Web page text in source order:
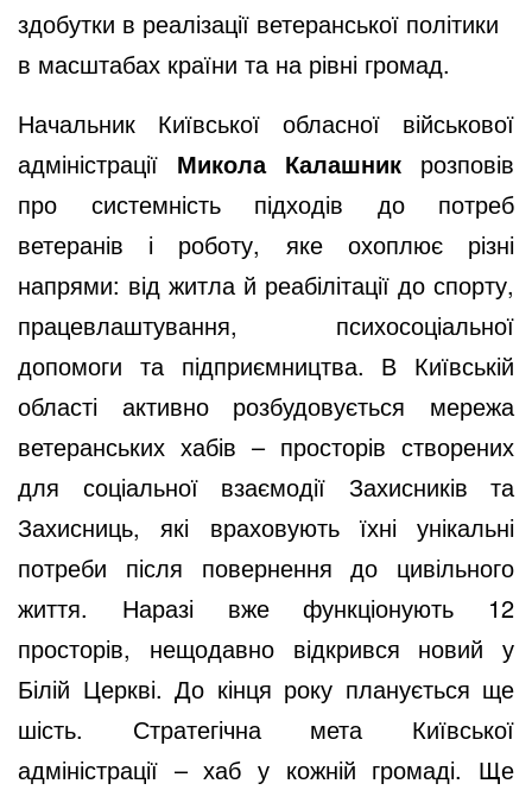
здобутки в реалізації ветеранської політики
в масштабах країни та на рівні громад.
Начальник Київської обласної військової
адміністрації Микола Калашник розповів
про системність підходів до потреб
ветеранів і роботу, яке охоплює різні
напрями: від житла й реабілітації до спорту,
працевлаштування, психосоціальної
допомоги та підприємництва. В Київській
області активно розбудовується мережа
ветеранських хабів – просторів створених
для соціальної взаємодії Захисників та
Захисниць, які враховують їхні унікальні
потреби після повернення до цивільного
життя. Наразі вже функціонують 12
просторів, нещодавно відкрився новий у
Білій Церкві. До кінця року планується ще
шість. Стратегічна мета Київської
адміністрації – хаб у кожній громаді. Ще